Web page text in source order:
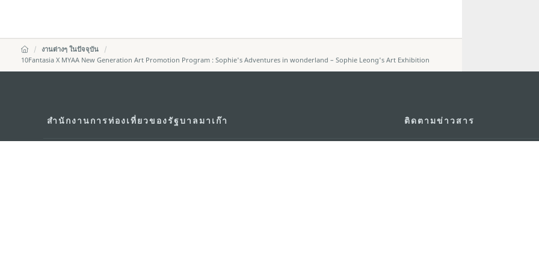
งานต่างๆ ในปัจจุบัน
10Fantasia X MYAA New Generation Art Promotion Program : Sophie's Adventures in wonderland – Sophie Leong's Art Exhibition
สำนักงานการท่องเที่ยวของรัฐบาลมาเก๊า ติดตามข่าวสาร